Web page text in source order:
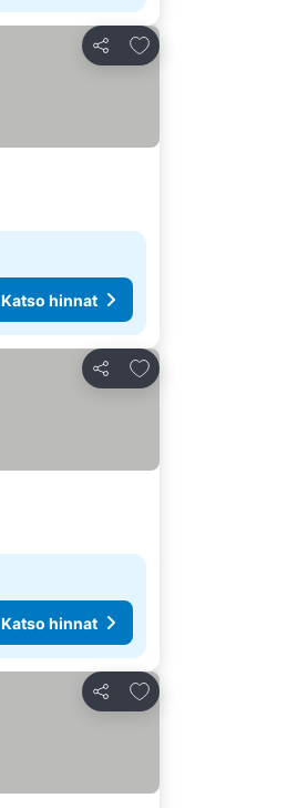
Jaa
Lisää suosikkeihin
Katso hinnat
Jaa
Lisää suosikkeihin
Katso hinnat
Jaa
Lisää suosikkeihin